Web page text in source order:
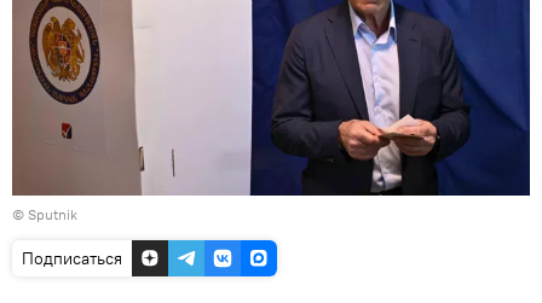
© Sputnik
Подписаться